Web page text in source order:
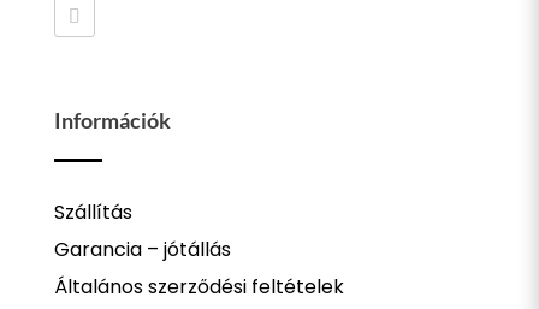
Információk
Szállítás
Garancia – jótállás
Általános szerződési feltételek